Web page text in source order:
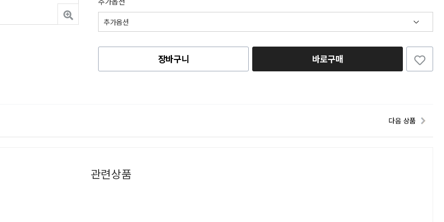
장바구니 바로구매
다음 상품
관련상품